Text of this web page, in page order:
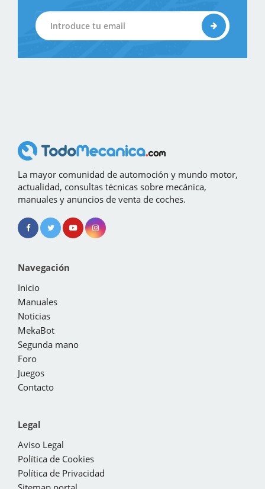
La mayor comunidad de automoción y mundo motor,
actualidad, consultas técnicas sobre mecánica,
manuales y anuncios de venta de coches.
Navegación
Inicio
Manuales
Noticias
MekaBot
Segunda mano
Foro
Juegos
Contacto
Legal
Aviso Legal
Política de Cookies
Política de Privacidad